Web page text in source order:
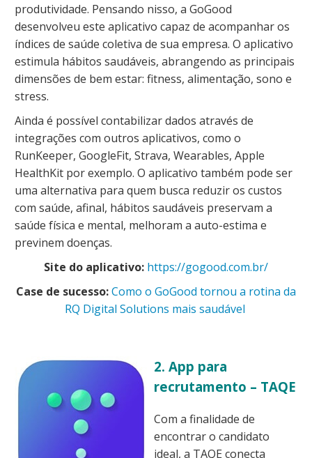
produtividade. Pensando nisso, a GoGood
desenvolveu este aplicativo capaz de acompanhar os
índices de saúde coletiva de sua empresa. O aplicativo
estimula hábitos saudáveis, abrangendo as principais
dimensões de bem estar: fitness, alimentação, sono e
stress.
Ainda é possível contabilizar dados através de
integrações com outros aplicativos, como o
RunKeeper, GoogleFit, Strava, Wearables, Apple
HealthKit por exemplo. O aplicativo também pode ser
uma alternativa para quem busca reduzir os custos
com saúde, afinal, hábitos saudáveis preservam a
saúde física e mental, melhoram a auto-estima e
previnem doenças.
Site do aplicativo: https://gogood.com.br/
Case de sucesso:Como o GoGood tornou a rotina da
RQ Digital Solutions mais saudável
2. App para
recrutamento – TAQE
Com a finalidade de
encontrar o candidato
ideal, a TAQE conecta